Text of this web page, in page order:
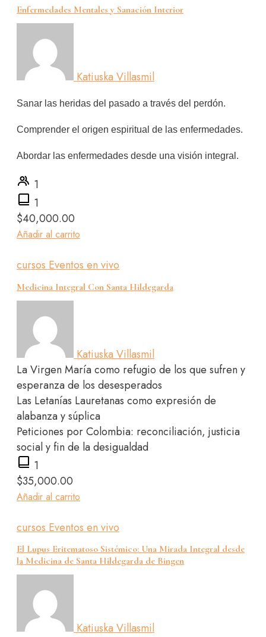
Enfermedades Mentales y Sanación Interior
Katiuska Villasmil
Sanar las heridas del pasado a través del perdón.
Comprender el origen espiritual de las enfermedades.
Abordar las enfermedades desde una visión integral.
1
1
$40,000.00
Añadir al carrito
cursosEventos en vivo
Medicina Integral Con Santa Hildegarda
Katiuska Villasmil
La Virgen María como refugio de los que sufren y
esperanza de los desesperados
Las Letanías Lauretanas como expresión de
alabanza y súplica
Peticiones por Colombia: reconciliación, justicia
social y fin de la desigualdad
1
$35,000.00
Añadir al carrito
cursos Eventos en vivo
El Lupus Eritematoso Sistémico: Una Mirada Integral desde
la Medicina de Santa Hildegarda de Bingen
Katiuska Villasmil